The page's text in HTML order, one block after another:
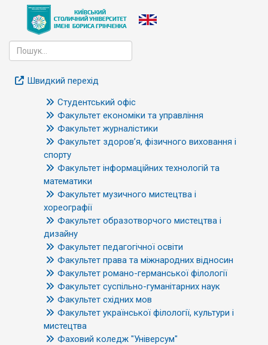
Швидкий перехід
Студентський офіс
Факультет економіки та управління
Факультет журналістики
Факультет здоров’я, фізичного виховання і
спорту
Факультет інформаційних технологій та
математики
Факультет музичного мистецтва і
хореографії
Факультет образотворчого мистецтва і
дизайну
Факультет педагогічної освіти
Факультет права та міжнародних відносин
Факультет романо-германської філології
Факультет суспільно-гуманітарних наук
Факультет східних мов
Факультет української філології, культури і
мистецтва
Фаховий коледж "Універсум"